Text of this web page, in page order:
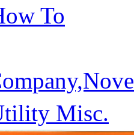
To
Misc.